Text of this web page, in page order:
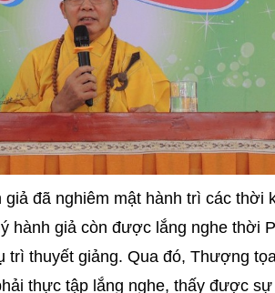
đã nghiêm mật hành trì các thời
hành giả còn được lắng nghe thời
trì thuyết giảng. Qua đó, Thượng
thực tập lắng nghe, thấy được